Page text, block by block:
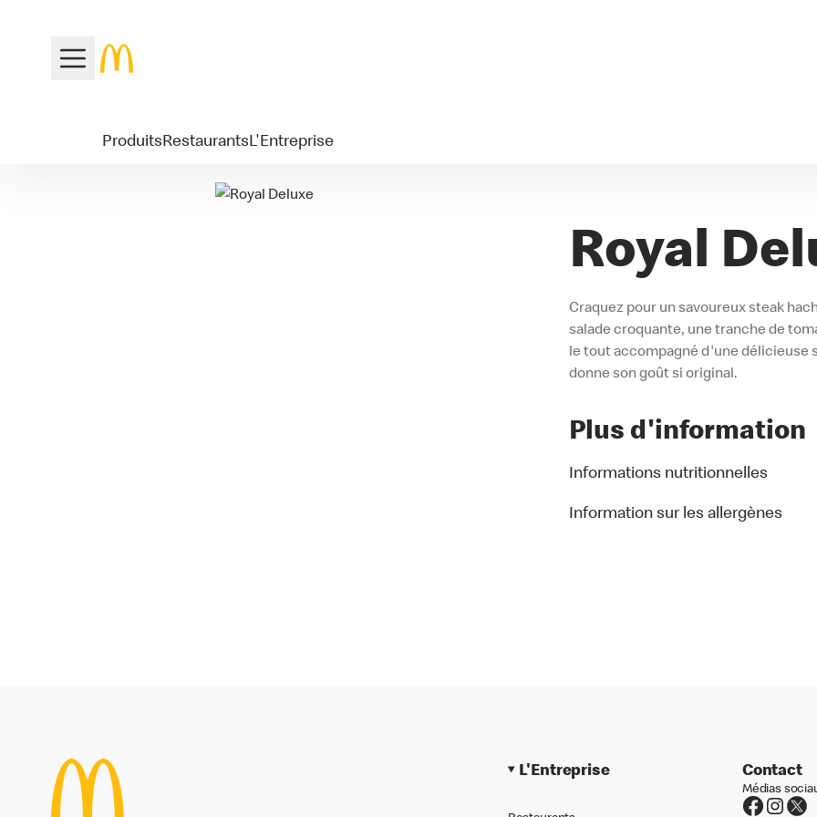
ProduitsRestaurantsL'Entreprise
Royal
Craquez pour un savoureux steak
salade croquante, une tranche de
le tout accompagné d'une délicieuse
donne son goût si original.
Plus d'information
Informations nutritionnelles
Information sur les allergènes
L'Entreprise Contact
Médias